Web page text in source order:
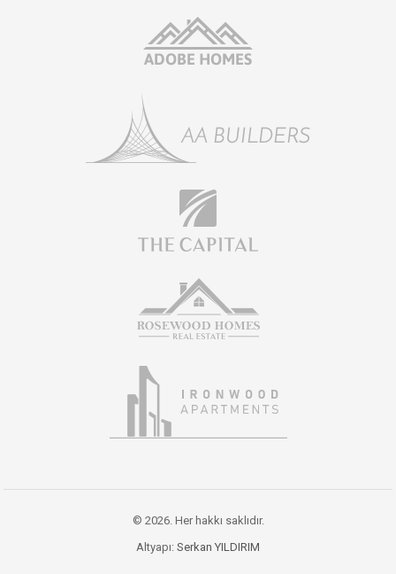
© 2026. Her hakkı saklıdır.
Altyapı: Serkan YILDIRIM